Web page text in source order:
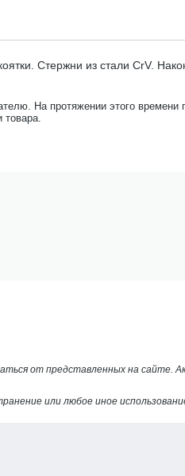
Стержни из стали CrV.
На протяжении этого времени
от представленных на сайте.
или любое иное